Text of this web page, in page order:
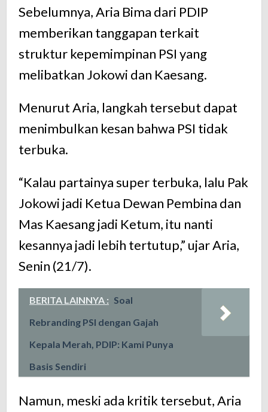
Sebelumnya, Aria Bima dari PDIP
memberikan tanggapan terkait
struktur kepemimpinan PSI yang
melibatkan Jokowi dan Kaesang.
Menurut Aria, langkah tersebut dapat
menimbulkan kesan bahwa PSI tidak
terbuka.
“Kalau partainya super terbuka, lalu Pak
Jokowi jadi Ketua Dewan Pembina dan
Mas Kaesang jadi Ketum, itu nanti
kesannya jadi lebih tertutup,” ujar Aria,
Senin (21/7).
BERITA LAINNYA : Soal
Rebranding PSI dengan Gajah
Kepala Merah, PDIP: Kami Punya
Basis Sendiri
Namun, meski ada kritik tersebut, Aria